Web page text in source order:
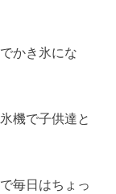
かき氷にな
機で子供達と
毎日はちょっ